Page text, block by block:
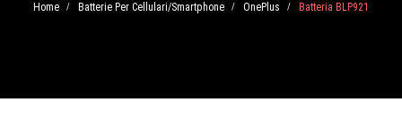
Home / Batterie Per Cellulari/Smartphone / OnePlus / Batteria BLP921